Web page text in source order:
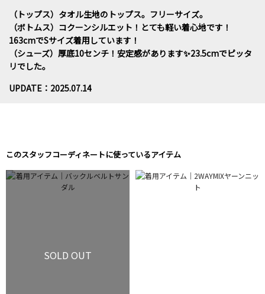
（トップス）タオル生地のトップス。フリーサイズ。
（ボトムス）コクーンシルエット！とても軽い着心地です！
163cmでSサイズ着用しています！
（シューズ）厚底10センチ！安定感があります✨23.5cmでピッタ
リでした。
UPDATE：2025.07.14
このスタッフコーディネートに使っているアイテム
SOLD OUT